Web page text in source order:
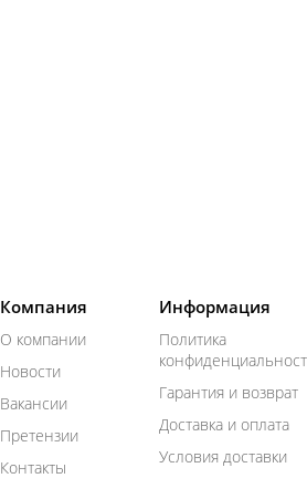
Компания
О компании
Новости
Вакансии
Претензии
Контакты
Информация
Политика
Гарантия и возврат
Доставка и оплата
Условия доставки